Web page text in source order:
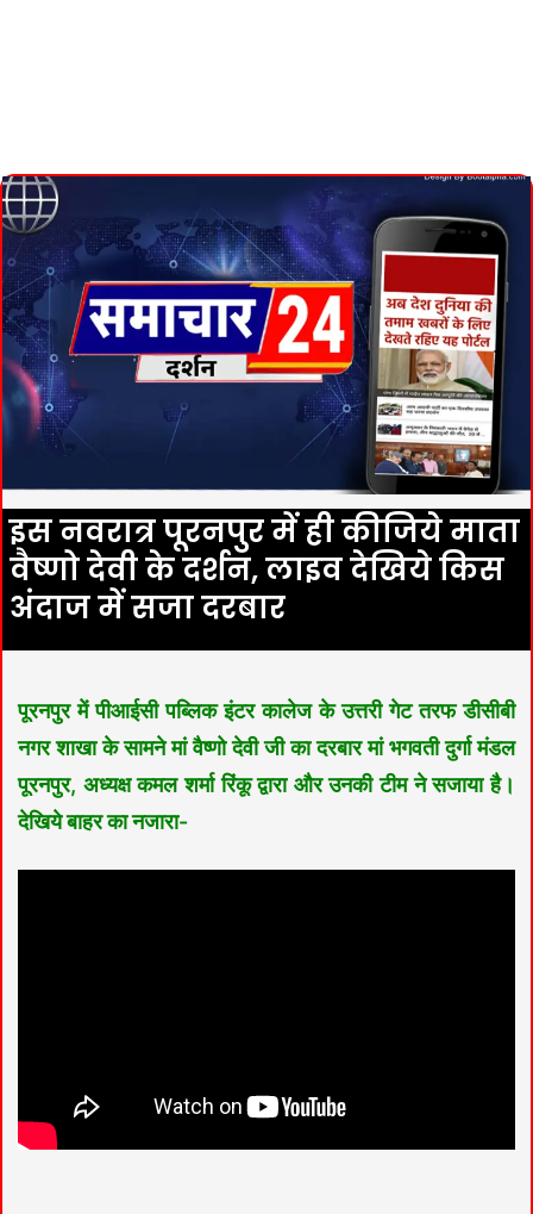
इस नवरात्र पूरनपुर में ही कीजिये माता
वैष्णो देवी के दर्शन, लाइव देखिये किस
अंदाज में सजा दरबार
पूरनपुर में पीआईसी पब्लिक इंटर कालेज के उत्तरी गेट तरफ डीसीबी
नगर शाखा के सामने मां वैष्णो देवी जी का दरबार मां भगवती दुर्गा मंडल
पूरनपुर, अध्यक्ष कमल शर्मा रिंकू द्वारा और उनकी टीम ने सजाया है।
देखिये बाहर का नजारा-